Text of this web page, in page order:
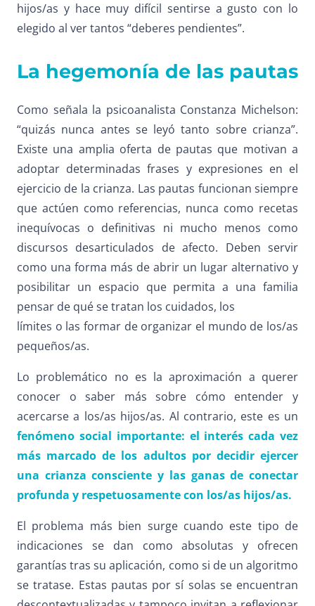
hijos/as y hace muy difícil sentirse a gusto con lo
elegido al ver tantos “deberes pendientes”.
La hegemonía de las pautas
Como señala la psicoanalista Constanza Michelson:
“quizás nunca antes se leyó tanto sobre crianza”.
Existe una amplia oferta de pautas que motivan a
adoptar determinadas frases y expresiones en el
ejercicio de la crianza. Las pautas funcionan siempre
que actúen como referencias, nunca como recetas
inequívocas o definitivas ni mucho menos como
discursos desarticulados de afecto. Deben servir
como una forma más de abrir un lugar alternativo y
posibilitar un espacio que permita a una familia
pensar de qué se tratan los cuidados, los
límites o las formar de organizar el mundo de los/as
pequeños/as.
Lo problemático no es la aproximación a querer
conocer o saber más sobre cómo entender y
acercarse a los/as hijos/as. Al contrario, este es un
fenómeno social importante: el interés cada vez
más marcado de los adultos por decidir ejercer
una crianza consciente y las ganas de conectar
profunda y respetuosamente con los/as hijos/as.
El problema más bien surge cuando este tipo de
indicaciones se dan como absolutas y ofrecen
garantías tras su aplicación, como si de un algoritmo
se tratase. Estas pautas por sí solas se encuentran